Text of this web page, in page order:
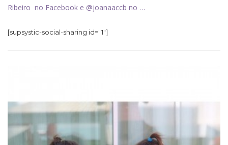
Ribeiro no Facebook e @joanaaccb no …
[supsystic-social-sharing id="1"]